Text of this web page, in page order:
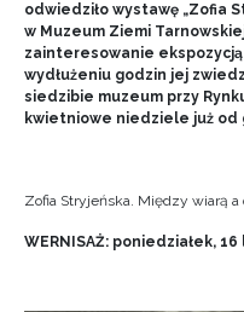
odwiedziło wystawę „Zofia
w Muzeum Ziemi
zainteresowanie
wydłużeniu godzin jej
siedzibie muzeum przy
kwietniowe niedziele już od
Zofia Stryjeńska. Między wiarą a
WERNISAŻ: poniedziałek,